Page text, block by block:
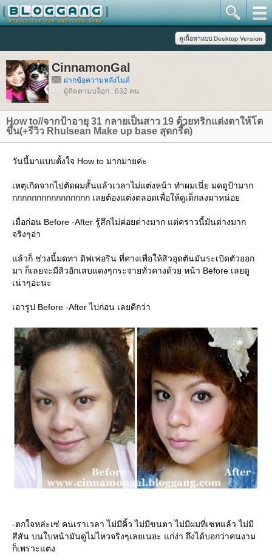
CinnamonGal
ฝากข้อความหลังไมค์
ผู้ติดตามบล็อก : 632 คน
How to//จากป้าอายุ 31 กลายเป็นสาว 19 ด้วยทริกแต่งตาให้โต
ขึ้น(+รีวิว Rhulsean Make up base สุดกรี๊ด)
วันนี้มาแบบตั้งใจ How to มากมายค่ะ
เหตุเกิดจากไปตัดผมสั้นแล้วเวลาไม่แต่งหน้า ทำผมเนี่ย มดดูป้ามาก
กกกกกกกกกกกกกกกก เลยต้องแต่งตลอดเพื่อให้ดูเด็กลงมาหน่อ
เมื่อก่อน Before -After รู้สึกไม่ค่อยต่างมาก แต่คราวนี้มันต่างมาก
จริงๆอ่า
ล้วก็ ช่วงนี้มดทา ดิฟเฟอริน ที่คางเพื่อให้สิวอุดตันมันระเบิดตัวออก
มา ก็เลยจะมีสิวอักเสบแดงๆกระจายทั่วคางด้วย หน้า Before เลยดู
เน่าๆอ่ะนะ
เอารูป Before -After ไปก่อน เลยดีกว่า
-ตกใจหล่ะเซ่ คนเราเวลา ไม่มีคิ้ว ไม่มีขนตา ไม่มีผมที่เซทแล้ว ไม่มี
สีสัน บนใบหน้ามันดูไม่ไหวจริงๆเลยเนอะ แก่ง่า ถึงได้บอกว่าคนงาม
ก็เพราะแต่ง